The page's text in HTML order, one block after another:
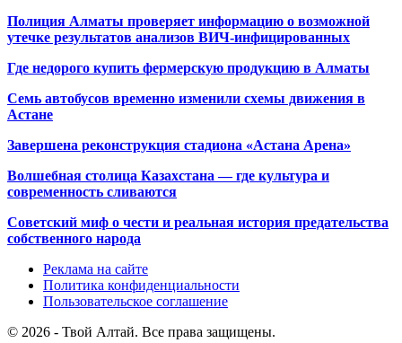
Полиция Алматы проверяет информацию о возможной
утечке результатов анализов ВИЧ-инфицированных
Где недорого купить фермерскую продукцию в Алматы
Семь автобусов временно изменили схемы движения в
Астане
Завершена реконструкция стадиона «Астана Арена»
Волшебная столица Казахстана — где культура и
современность сливаются
Советский миф о чести и реальная история предательства
собственного народа
Реклама на сайте
Политика конфиденциальности
Пользовательское соглашение
© 2026 - Твой Алтай. Все права защищены.